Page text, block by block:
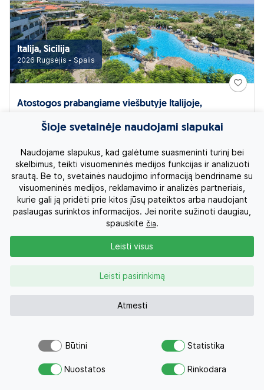
Italija, Sicilija
2026 Rugsėjis - Spalis
Atostogos prabangiame viešbutyje Italijoje,
su Viskas Įskaičiuota
5 AI 7n.
Skrydis įskaičiuotas
1539 €
Italija, Riminis
Išskirtiniai patogumai ir poilsis Riminyje, Italijoje!
Savo svajonių atostogoms
Šioje svetainėje naudojami slapukai
Naudojame slapukus, kad galėtume suasmeninti turinį bei
skelbimus, teikti visuomeninės medijos funkcijas ir analizuoti
srautą. Be to, svetainės naudojimo informaciją bendriname su
visuomeninės medijos, reklamavimo ir analizės partneriais,
kurie gali ją pridėti prie kitos jūsų pateiktos arba naudojant
paslaugas surinktos informacijos. Jei norite sužinoti daugiau,
spauskite čia.
Atmesti
Leisti pasirinkimą
Leisti visus
Būtini Statistika
Nuostatos Rinkodara